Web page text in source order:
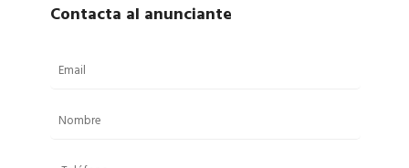
Contacta al anunciante